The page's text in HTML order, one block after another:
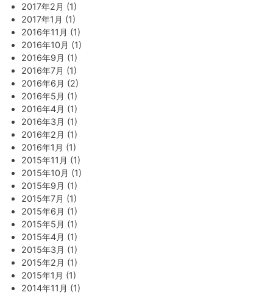
2017年2月 (1)
2017年1月 (1)
2016年11月 (1)
2016年10月 (1)
2016年9月 (1)
2016年7月 (1)
2016年6月 (2)
2016年5月 (1)
2016年4月 (1)
2016年3月 (1)
2016年2月 (1)
2016年1月 (1)
2015年11月 (1)
2015年10月 (1)
2015年9月 (1)
2015年7月 (1)
2015年6月 (1)
2015年5月 (1)
2015年4月 (1)
2015年3月 (1)
2015年2月 (1)
2015年1月 (1)
2014年11月 (1)